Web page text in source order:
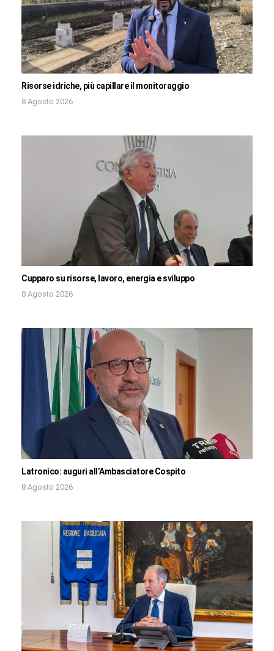
Risorse idriche, più capillare il monitoraggio
8 Agosto 2026
Cupparo su risorse, lavoro, energia e sviluppo
8 Agosto 2026
Latronico: auguri all’Ambasciatore Cospito
8 Agosto 2026